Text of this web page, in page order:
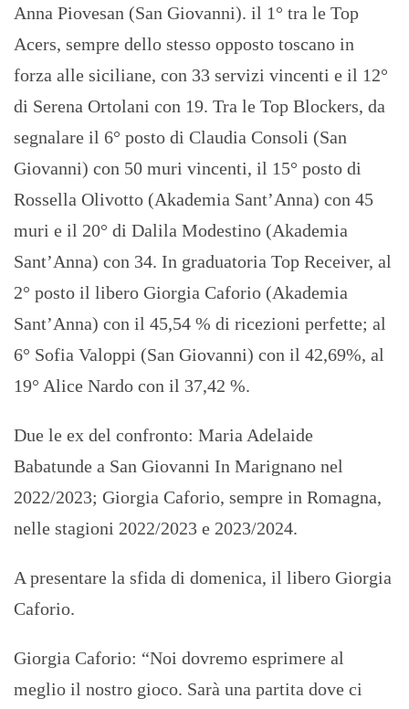
Anna Piovesan (San Giovanni). il 1° tra le Top
Acers, sempre dello stesso opposto toscano in
forza alle siciliane, con 33 servizi vincenti e il 12°
di Serena Ortolani con 19. Tra le Top Blockers, da
segnalare il 6° posto di Claudia Consoli (San
Giovanni) con 50 muri vincenti, il 15° posto di
Rossella Olivotto (Akademia Sant’Anna) con 45
muri e il 20° di Dalila Modestino (Akademia
Sant’Anna) con 34. In graduatoria Top Receiver, al
2° posto il libero Giorgia Caforio (Akademia
Sant’Anna) con il 45,54 % di ricezioni perfette; al
6° Sofia Valoppi (San Giovanni) con il 42,69%, al
19° Alice Nardo con il 37,42 %.
Due le ex del confronto: Maria Adelaide
Babatunde a San Giovanni In Marignano nel
2022/2023; Giorgia Caforio, sempre in Romagna,
nelle stagioni 2022/2023 e 2023/2024.
A presentare la sfida di domenica, il libero Giorgia
Caforio.
Giorgia Caforio: “Noi dovremo esprimere al
meglio il nostro gioco. Sarà una partita dove ci